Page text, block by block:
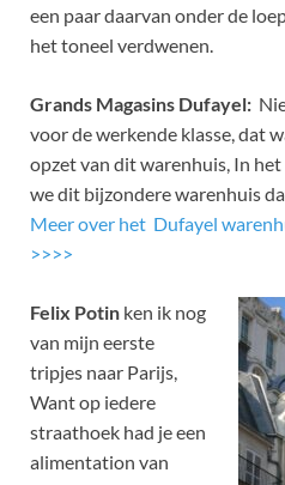
een paar daarvan onder de
het toneel verdwenen.
Grands Magasins Dufayel:
voor de werkende klasse, dat
opzet van dit warenhuis, In
we dit bijzondere warenhuis
Meer over het Dufayel
>>>>
Felix Potin ken ik nog
van mijn eerste
tripjes naar Parijs,
Want op iedere
straathoek had je een
alimentation van